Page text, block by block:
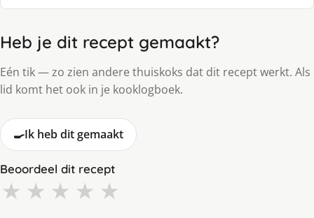
Heb je dit recept gemaakt?
Eén tik — zo zien andere thuiskoks dat dit recept werkt. Als
lid komt het ook in je kooklogboek.
🍳Ik heb dit gemaakt
Beoordeel dit recept
★ ★ ★ ★ ★